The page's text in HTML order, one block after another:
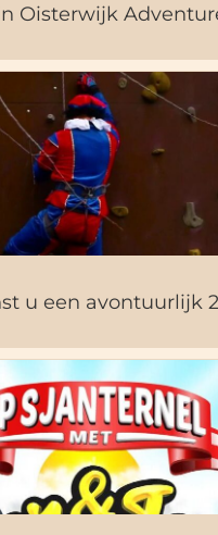
Oisterwijk
u een
2020!
u een avontuurlijk
& Joos op
Brabant